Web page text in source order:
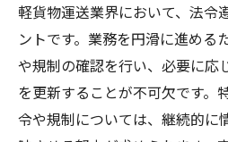
軽貨物運送業界において、法令
ントです。業務を円滑に進める
や規制の確認を行い、必要に応
を更新することが不可欠です。
令や規制については、継続的に